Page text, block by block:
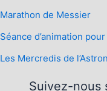
Marathon de Messier
Séance d’animation
Les Mercredis de
Suivez-nous